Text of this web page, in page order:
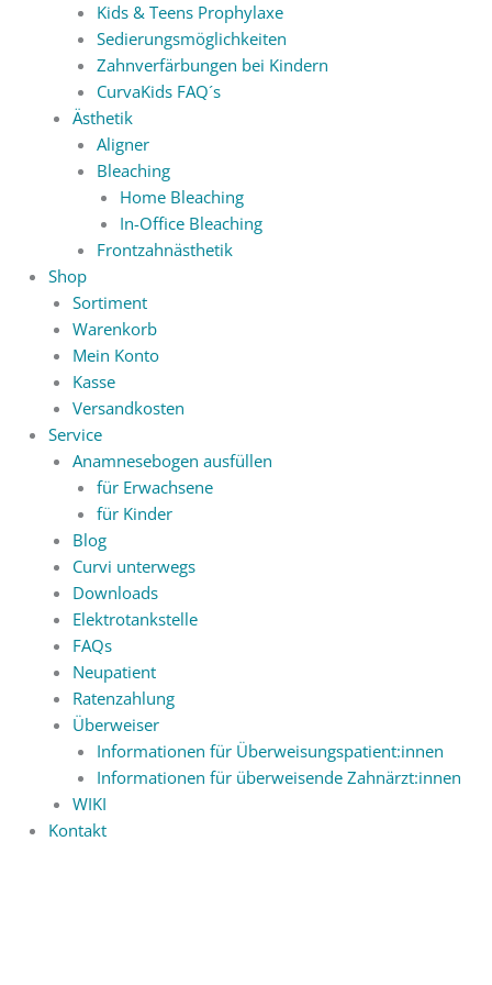
Kids & Teens Prophylaxe
Sedierungsmöglichkeiten
Zahnverfärbungen bei Kindern
CurvaKids FAQ´s
Ästhetik
Aligner
Bleaching
Home Bleaching
In-Office Bleaching
Frontzahnästhetik
Shop
Sortiment
Warenkorb
Mein Konto
Kasse
Versandkosten
Service
Anamnesebogen ausfüllen
für Erwachsene
für Kinder
Blog
Curvi unterwegs
Downloads
Elektrotankstelle
FAQs
Neupatient
Ratenzahlung
Überweiser
Informationen für Überweisungspatient:innen
Informationen für überweisende Zahnärzt:innen
WIKI
Kontakt